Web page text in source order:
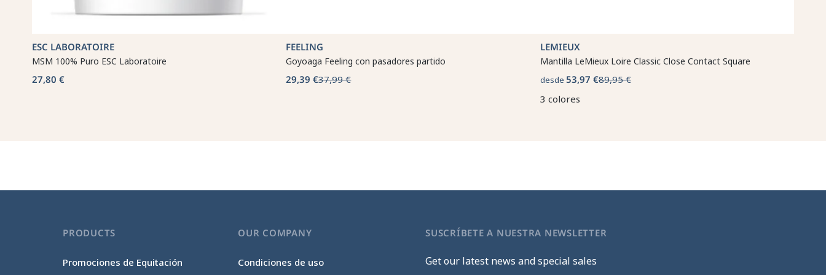
ESC LABORATOIRE
MSM 100% Puro ESC Laboratoire
27,80 €
FEELING
Goyoaga Feeling con pasadores partido
29,39 €37,99 €
LEMIEUX
Mantilla LeMieux Loire Classic Close Contact Square
desde 53,97 €89,95 €
3 colores
PRODUCTS
Promociones de Equitación
OUR COMPANY
Condiciones de uso
SUSCRÍBETE A NUESTRA NEWSLETTER
Get our latest news and special sales